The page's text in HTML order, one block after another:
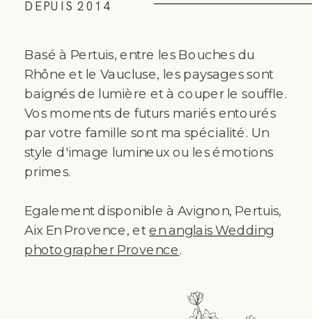
Basé à Pertuis, entre les Bouches du
Rhône et le Vaucluse, les paysages sont
baignés de lumière et à couper le souffle.
Vos moments de futurs mariés entourés
par votre famille sont ma spécialité. Un
style d'image lumineux ou les émotions
primes.
Egalement disponible à Avignon, Pertuis,
Aix En Provence, eten anglais Wedding
photographer Provence.
DEPUIS 2014